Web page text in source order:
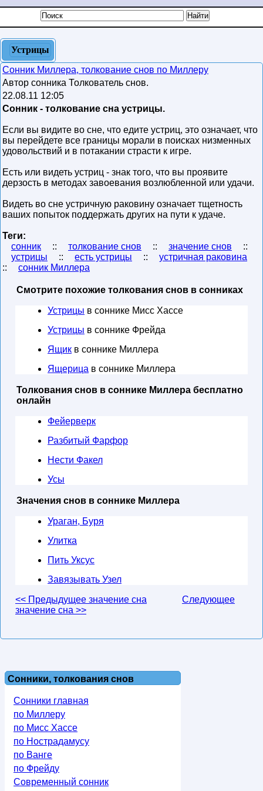
Устрицы
Сонник Миллера, толкование снов по Миллеру
Автор сонника Толкователь снов.
22.08.11 12:05
Сонник - толкование сна устрицы.
Если вы видите во сне, что едите устриц, это означает, что
вы перейдете все границы морали в поисках низменных
удовольствий и в потакании страсти к игре.
Есть или видеть устриц - знак того, что вы проявите
дерзость в методах завоевания возлюбленной или удачи.
Видеть во сне устричную раковину означает тщетность
ваших попыток поддержать других на пути к удаче.
Теги:
сонник
:: толкование снов :: значение снов
::
устрицы
:: есть устрицы ::
устричная раковина
::
сонник Миллера
Смотрите похожие толкования снов в сонниках
Устрицы в соннике Мисс Хассе
Устрицы в соннике Фрейда
Ящик в соннике Миллера
Ящерица в соннике Миллера
Толкования снов в соннике Миллера бесплатно
онлайн
Фейерверк
Разбитый Фарфор
Нести Факел
Усы
Значения снов в соннике Миллера
Ураган, Буря
Улитка
Пить Уксус
Завязывать Узел
<< Предыдущее значение сна
Следующее
значение сна >>
Сонники, толкования снов
Сонники главная
по Миллеру
по Мисс Хассе
по Нострадамусу
по Ванге
по Фрейду
Современный сонник